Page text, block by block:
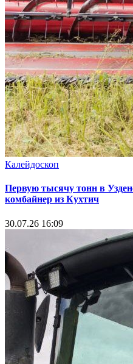
Калейдоскоп
Первую тысячу тонн в
комбайнер из Кухтич
30.07.26 16:09